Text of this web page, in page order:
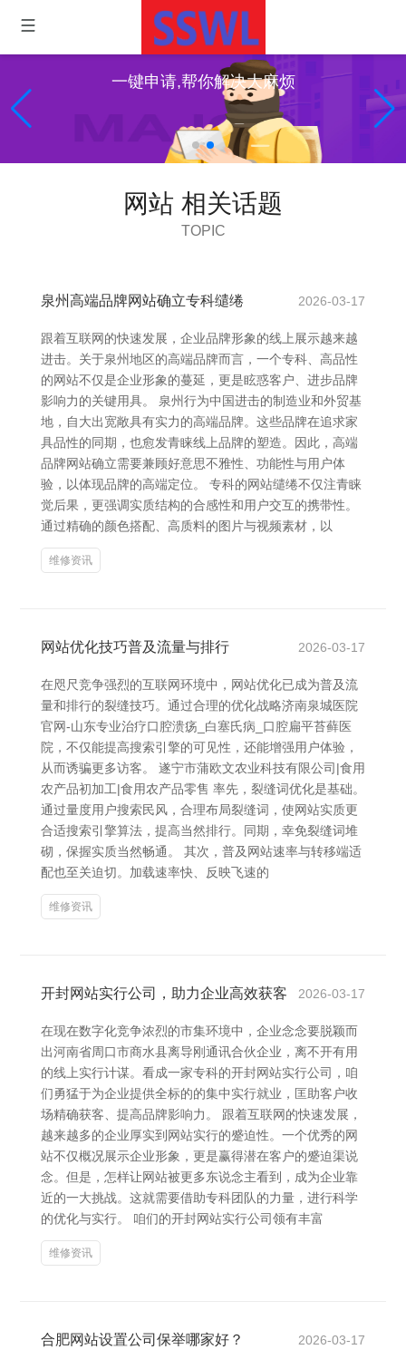
一键申请,帮你解决大麻烦
网站 相关话题
TOPIC
泉州高端品牌网站确立专科缱绻 2026-03-17
跟着互联网的快速发展，企业品牌形象的线上展示越来越
进击。关于泉州地区的高端品牌而言，一个专科、高品性
的网站不仅是企业形象的蔓延，更是眩惑客户、进步品牌
影响力的关键用具。 泉州行为中国进击的制造业和外贸基
地，自大出宽敞具有实力的高端品牌。这些品牌在追求家
具品性的同期，也愈发青睐线上品牌的塑造。因此，高端
品牌网站确立需要兼顾好意思不雅性、功能性与用户体
验，以体现品牌的高端定位。 专科的网站缱绻不仅注青睐
觉后果，更强调实质结构的合感性和用户交互的携带性。
通过精确的颜色搭配、高质料的图片与视频素材，以
维修资讯
网站优化技巧普及流量与排行 2026-03-17
在咫尺竞争强烈的互联网环境中，网站优化已成为普及流
量和排行的裂缝技巧。通过合理的优化战略济南泉城医院
官网-山东专业治疗口腔溃疡_白塞氏病_口腔扁平苔藓医
院，不仅能提高搜索引擎的可见性，还能增强用户体验，
从而诱骗更多访客。 遂宁市蒲欧文农业科技有限公司|食用
农产品初加工|食用农产品零售 率先，裂缝词优化是基础。
通过量度用户搜索民风，合理布局裂缝词，使网站实质更
合适搜索引擎算法，提高当然排行。同期，幸免裂缝词堆
砌，保握实质当然畅通。 其次，普及网站速率与转移端适
配也至关迫切。加载速率快、反映飞速的
维修资讯
开封网站实行公司，助力企业高效获客 2026-03-17
在现在数字化竞争浓烈的市集环境中，企业念念要脱颖而
出河南省周口市商水县离导刚通讯合伙企业，离不开有用
的线上实行计谋。看成一家专科的开封网站实行公司，咱
们勇猛于为企业提供全标的的集中实行就业，匡助客户收
场精确获客、提高品牌影响力。 跟着互联网的快速发展，
越来越多的企业厚实到网站实行的蹙迫性。一个优秀的网
站不仅概况展示企业形象，更是赢得潜在客户的蹙迫渠说
念。但是，怎样让网站被更多东说念主看到，成为企业靠
近的一大挑战。这就需要借助专科团队的力量，进行科学
的优化与实行。 咱们的开封网站实行公司领有丰富
维修资讯
合肥网站设置公司保举哪家好？ 2026-03-17